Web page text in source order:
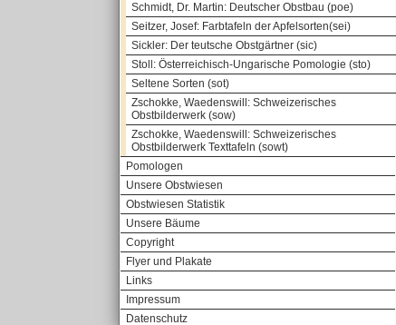
Schmidt, Dr. Martin: Deutscher Obstbau (poe)
Seitzer, Josef: Farbtafeln der Apfelsorten(sei)
Sickler: Der teutsche Obstgärtner (sic)
Stoll: Österreichisch-Ungarische Pomologie (sto)
Seltene Sorten (sot)
Zschokke, Waedenswill: Schweizerisches
Obstbilderwerk (sow)
Zschokke, Waedenswill: Schweizerisches
Obstbilderwerk Texttafeln (sowt)
Pomologen
Unsere Obstwiesen
Obstwiesen Statistik
Unsere Bäume
Copyright
Flyer und Plakate
Links
Impressum
Datenschutz